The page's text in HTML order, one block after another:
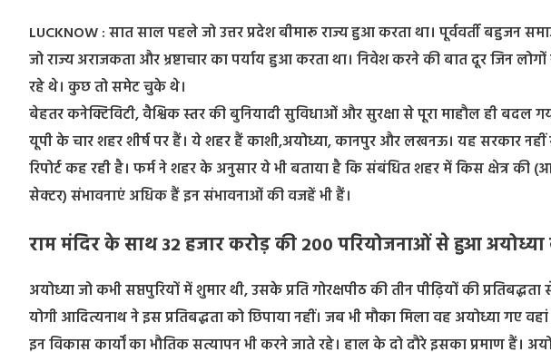
LUCKNOW : सात साल पहले जो उत्तर प्रदेश बीमारू राज्य हुआ करता था। पूर्ववर्ती बहुजन
जो राज्य अराजकता और भ्रष्टाचार का पर्याय हुआ करता था। निवेश करने की बात दूर जिन
रहे थे। कुछ तो समेट चुके थे।
बेहतर कनेक्टिविटी, वैश्विक स्तर की बुनियादी सुविधाओं और सुरक्षा से पूरा माहौल ही
यूपी के चार शहर शीर्ष पर हैं। ये शहर हैं काशी,अयोध्या, कानपुर और लखनऊ। यह सरकार
रिपोर्ट कह रही है। फर्म ने शहर के अनुसार ये भी बताया है कि संबंधित शहर में किस क्षेत्र की
सेक्टर) संभावनाएं अधिक हैं इन संभावनाओं की वजहें भी हैं।
राम मंदिर के साथ 32 हजार करोड़ की 200 परियोजनाओं से हुआ
अयोध्या जो कभी सप्तपुरियों में शुमार थी, उसके प्रति गोरक्षपीठ की तीन पीढ़ियों की
योगी आदित्यनाथ ने इस प्रतिबद्धता को छिपाया नहीं। जब भी मौका मिला वह अयोध्या गए
इन विकास कार्यों का भौतिक सत्यापन भी करने जाते रहे। हाल के दो दौरे इसका प्रमाण हैं।